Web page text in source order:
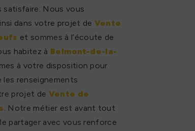
satisfaire. Nous vous
dans votre projet de Vente
et sommes à l’écoute de
habitez à Belmont-de-la-
à votre disposition pour
renseignements
projet de Vente de
. Notre métier est avant tout
partager avec vous renforce